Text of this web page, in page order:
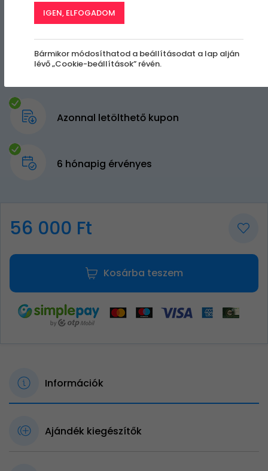
Azonnal letölthető kupon
6 hónapig érvényes
56 000 Ft
Kosárba teszem
Információk
Ajándék kiegészítők
IGEN, ELFOGADOM
Bármikor módosíthatod a beállításodat a lap alján
lévő „Cookie-beállítások” révén.